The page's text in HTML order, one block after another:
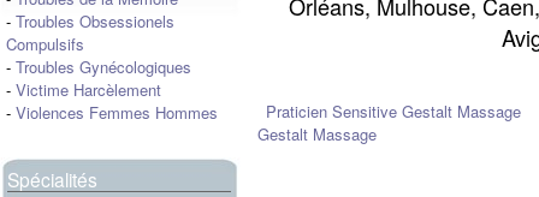
- Troubles Obsessionels
Compulsifs
- Troubles Gynécologiques
- Victime Harcèlement
- Violences Femmes Hommes
Spécialités
Praticien Sensitive Gestalt Massage
Gestalt Massage